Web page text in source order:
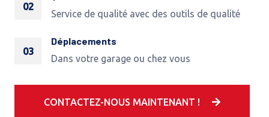
02
Service de qualité avec des outils de qualité
03
Déplacements
Dans votre garage ou chez vous
CONTACTEZ-NOUS MAINTENANT !